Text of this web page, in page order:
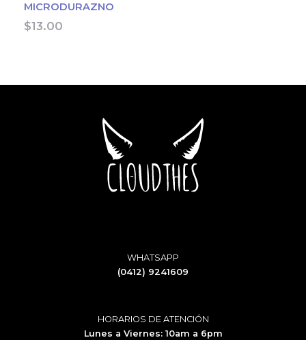
MICRODURAZNO
$13.00
WHATSAPP
(0412) 9241609
HORARIOS DE ATENCIÓN
Lunes a Viernes: 10am a 6pm